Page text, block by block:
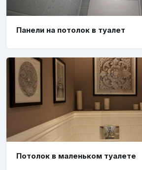
Панели на потолок в туалет
Потолок в маленьком туалете